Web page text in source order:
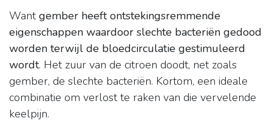
Wantgember heeft ontstekingsremmende
eigenschappen waardoor slechte bacteriën gedood
worden terwijl de bloedcirculatie gestimuleerd
wordt. Het zuur van de citroen doodt, net zoals
gember, de slechte bacteriën. Kortom, een ideale
combinatie om verlost te raken van die vervelende
keelpijn.